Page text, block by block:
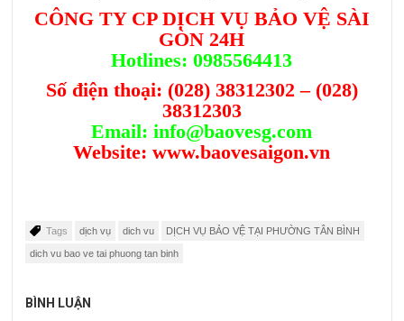
CÔNG TY CP DỊCH VỤ BẢO VỆ SÀI
GÒN 24H
Hotlines: 0985564413
Số điện thoại: (028) 38312302 – (028)
38312303
Email:info@baovesg.com
Website:www.baovesaigon.vn
Tags dịch vụ dich vu DỊCH VỤ BẢO VỆ TẠI PHƯỜNG TÂN BÌNH
dich vu bao ve tai phuong tan binh
BÌNH LUẬN